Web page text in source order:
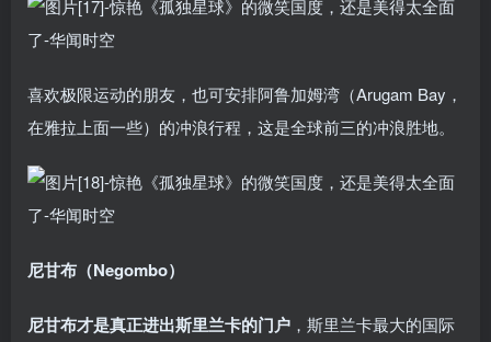
喜欢极限运动的朋友，也可安排阿鲁加姆湾（Arugam Bay，
在雅拉上面一些）的冲浪行程，这是全球前三的冲浪胜地。
尼甘布（Negombo）
尼甘布才是真正进出斯里兰卡的门户 ，斯里兰卡最大的国际